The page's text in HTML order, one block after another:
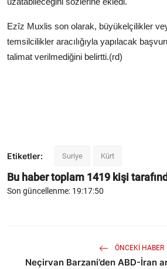
Ezîz Muxlis son olarak, büyükelçilikler
temsilcilikler aracılığıyla yapılacak
talimat verilmediğini belirtti.(rd)
Etiketler: Suriye Kürt
Bu haber toplam 1419 kişi
Son güncellenme: 19:17:50
ÖNCEKI HABER
Neçirvan Barzani’den ABD-İran